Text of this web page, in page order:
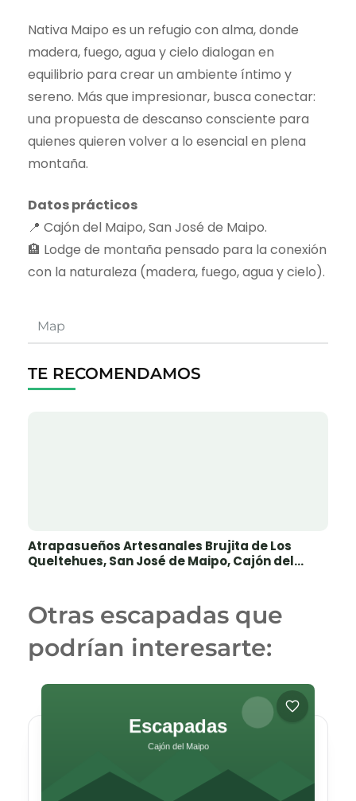
Map
Nativa Maipo es un refugio con alma, donde
madera, fuego, agua y cielo dialogan en
equilibrio para crear un ambiente íntimo y
sereno. Más que impresionar, busca conectar:
una propuesta de descanso consciente para
quienes quieren volver a lo esencial en plena
montaña.
Datos prácticos
📍 Cajón del Maipo, San José de Maipo.
🏨 Lodge de montaña pensado para la conexión
con la naturaleza (madera, fuego, agua y cielo).
TE RECOMENDAMOS
Atrapasueños Artesanales Brujita de Los
Queltehues, San José de Maipo, Cajón del
Otras escapadas que
podrían interesarte: